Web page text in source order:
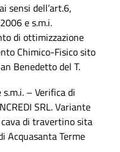
sensi dell’art.6,
e s.m.i.
di ottimizzazione
Chimico-Fisico sito
Benedetto del T.
– Verifica di
SRL. Variante
di travertino sita
Acquasanta Terme